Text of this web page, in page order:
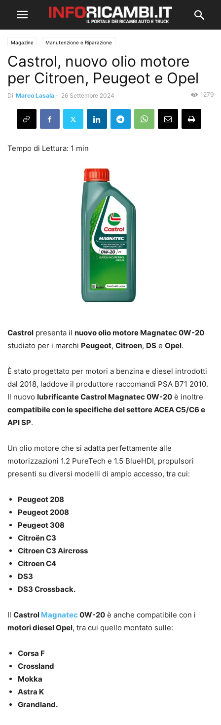
Magazine Manutenzione e Riparazione
Castrol, nuovo olio motore
per Citroen, Peugeot e Opel
Di Marco Lasala - 26 Settembre 2024 1279
Castrol presenta il nuovo olio motore Magnatec 0W-20
studiato per i marchi Peugeot, Citroen, DS e Opel.
È stato progettato per motori a benzina e diesel introdotti
dal 2018, laddove il produttore raccomandi PSA B71 2010.
Il nuovo lubrificante Castrol Magnatec 0W-20 è inoltre
compatibile con le specifiche del settore ACEA C5/C6 e
API SP.
Un olio motore che si adatta perfettamente alle
motorizzazioni 1.2 PureTech e 1.5 BlueHDI, propulsori
presenti su diversi modelli di ampio accesso, tra cui:
Peugeot 208
Peugeot 2008
Peugeot 308
Citroën C3
Citroen C3 Aircross
Citroen C4
DS3
DS3 Crossback.
Il Castrol Magnatec 0W-20 è anche compatibile con i
motori diesel Opel, tra cui quello montato sulle:
Corsa F
Crossland
Mokka
Astra K
Grandland.